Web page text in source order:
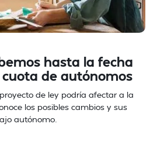
hasta la fecha
de autónomos
de ley podría afectar a la
los posibles cambios y sus
autónomo.